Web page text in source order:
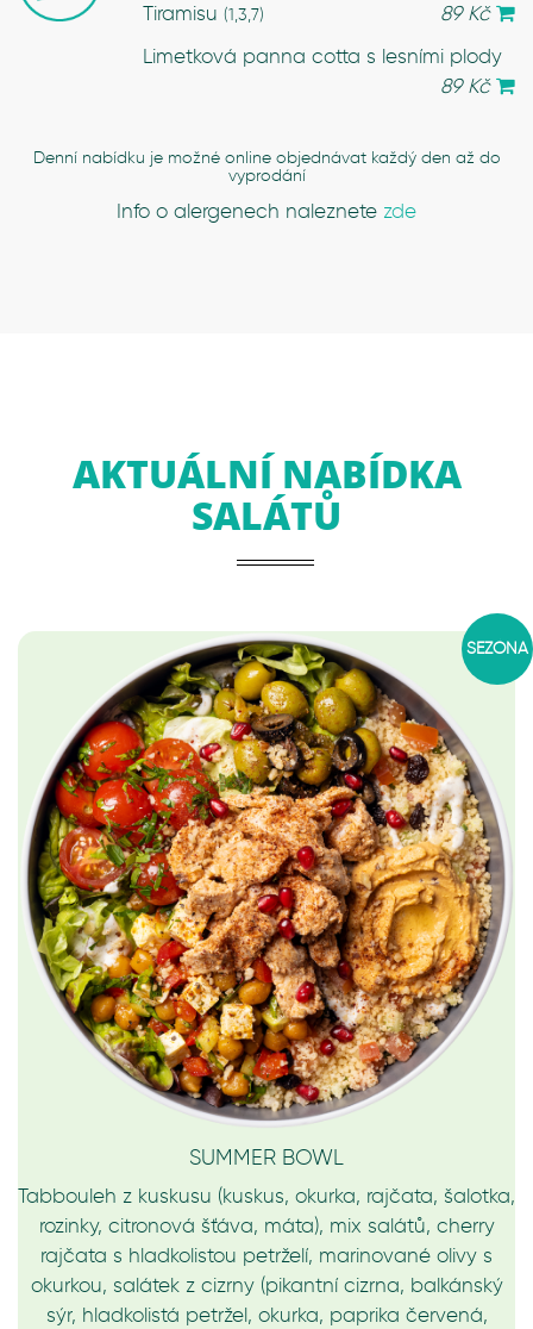
Tiramisu (1,3,7)
89 Kč
Limetková panna cotta s lesními plody
89 Kč
Denní nabídku je možné online objednávat každý den až do
vyprodání
Info o alergenech naleznete zde
AKTUÁLNÍ NABÍDKA
SALÁTŮ
SEZÓNA
SUMMER BOWL
Tabbouleh z kuskusu (kuskus, okurka, rajčata, šalotka,
rozinky, citronová šťáva, máta), mix salátů, cherry
rajčata s hladkolistou petrželí, marinované olivy s
okurkou, salátek z cizrny (pikantní cizrna, balkánský
sýr, hladkolistá petržel, okurka, paprika červená,